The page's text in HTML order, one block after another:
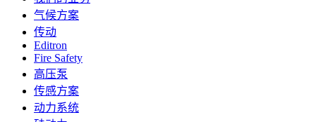
气候方案
传动
Editron
Fire Safety
高压泵
传感方案
动力系统